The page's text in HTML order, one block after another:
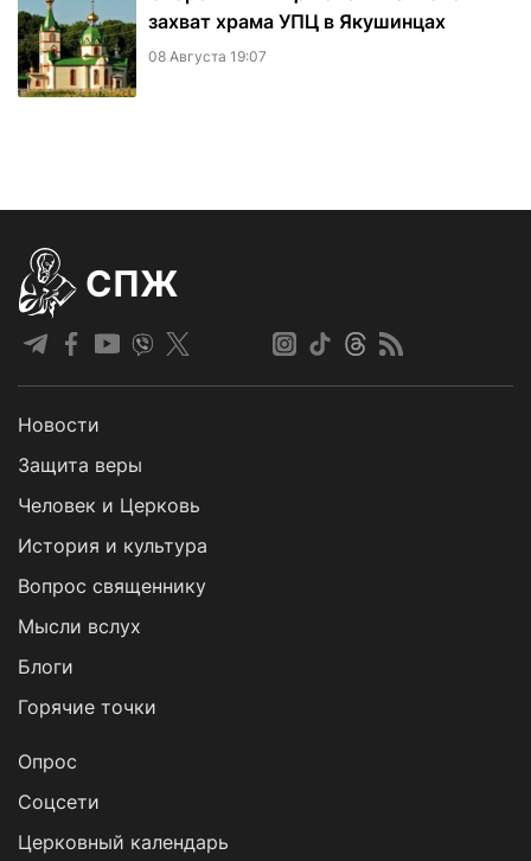
захват храма УПЦ в Якушинцах
08 Августа 19:07
СПЖ
Новости
Защита веры
Человек и Церковь
История и культура
Вопрос священнику
Мысли вслух
Блоги
Горячие точки
Опрос
Cоцсети
Церковный календарь